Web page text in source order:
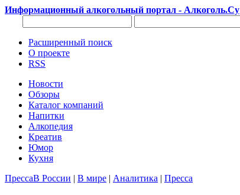
Информационный алкогольный портал - Алкоголь.Су
Расширенный поиск
О проекте
RSS
Новости
Обзоры
Каталог компаний
Напитки
Алкопедия
Креатив
Юмор
Кухня
ПрессаВ России | В мире | Аналитика | Пресса